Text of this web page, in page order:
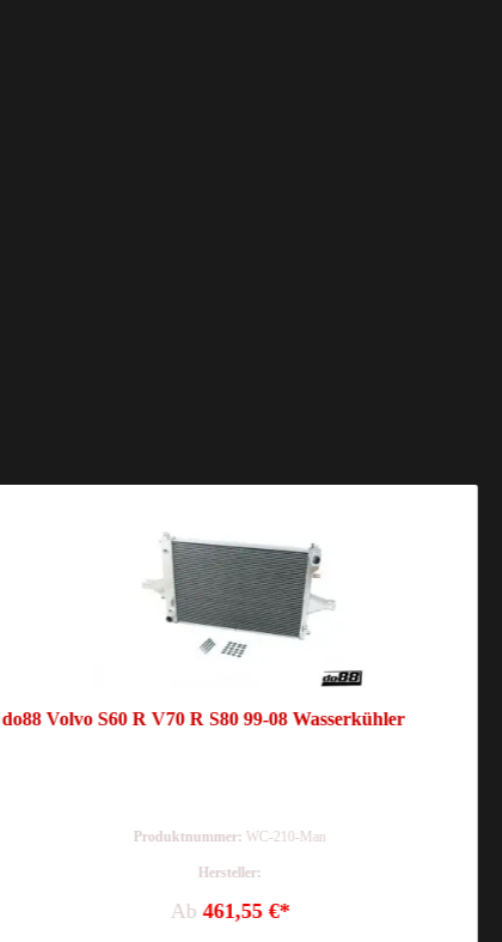
do88 Volvo S60 R V70 R S80 99-08 Wasserkühler
Produktnummer:WC-210-Man
Hersteller:
Ab461,55 €*